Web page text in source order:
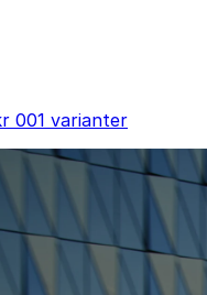
001 varianter